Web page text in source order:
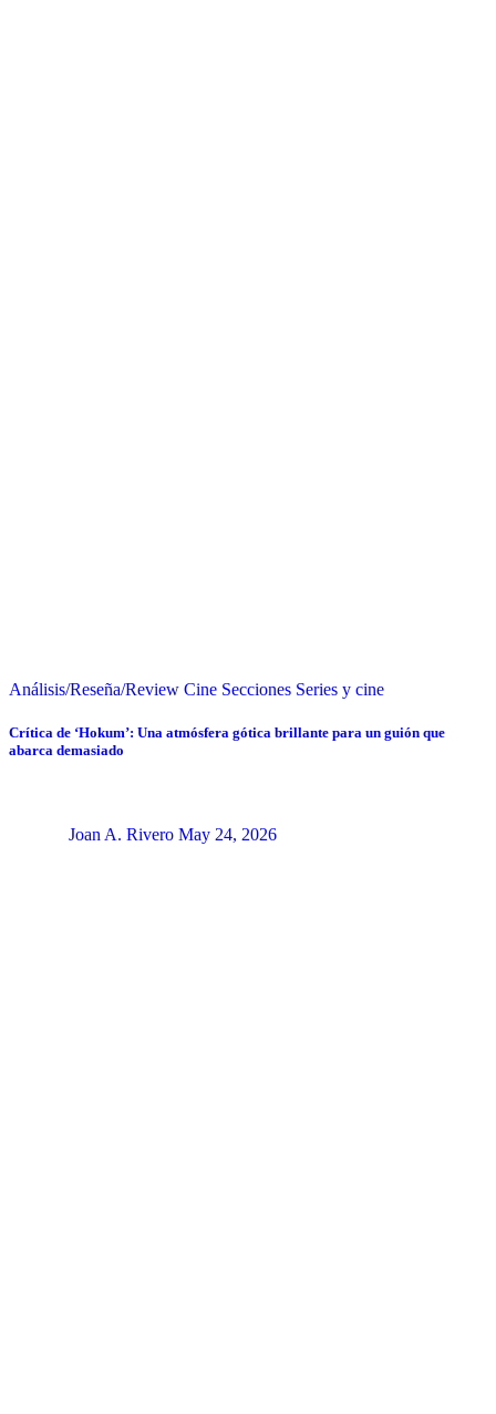
Análisis/Reseña/Review Cine Secciones Series y cine
Crítica de ‘Hokum’: Una atmósfera gótica brillante para un guión que
abarca demasiado
Joan A. Rivero May 24, 2026